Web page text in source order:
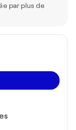
par plus de